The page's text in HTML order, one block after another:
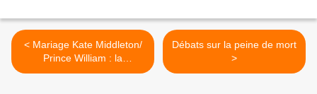
< Mariage Kate Middleton/
Prince William : la
république coûte beaucoup
Débats sur la peine de mort
>